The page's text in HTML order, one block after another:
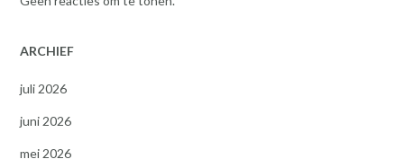
ARCHIEF
juli 2026
juni 2026
mei 2026